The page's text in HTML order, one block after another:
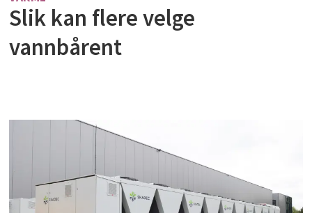
Slik kan flere velge
vannbårent